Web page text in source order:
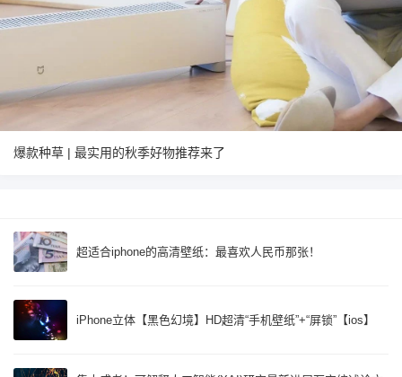
爆款种草 | 最实用的秋季好物推荐来了
超适合iphone的高清壁纸：最喜欢人民币那张！
iPhone立体【黑色幻境】HD超清“手机壁纸”+“屏锁”【ios】